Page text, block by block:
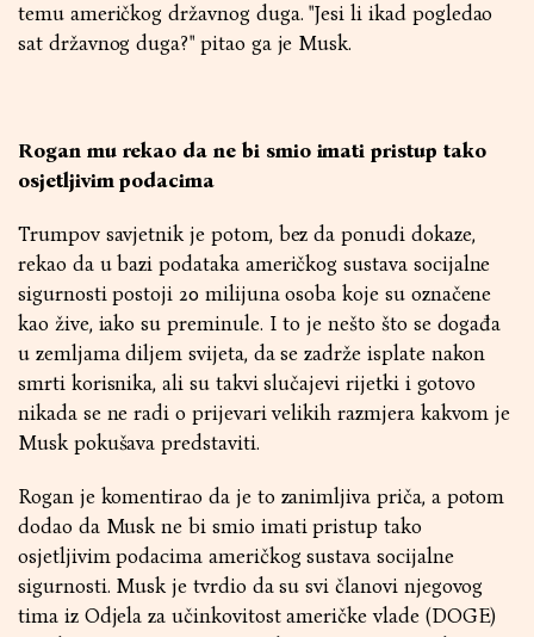
temu američkog državnog duga. "Jesi li ikad pogledao
sat državnog duga?" pitao ga je Musk.
Rogan mu rekao da ne bi smio imati pristup tako
osjetljivim podacima
Trumpov savjetnik je potom, bez da ponudi dokaze,
rekao da u bazi podataka američkog sustava socijalne
sigurnosti postoji 20 milijuna osoba koje su označene
kao žive, iako su preminule. I to je nešto što se događa
u zemljama diljem svijeta, da se zadrže isplate nakon
smrti korisnika, ali su takvi slučajevi rijetki i gotovo
nikada se ne radi o prijevari velikih razmjera kakvom je
Musk pokušava predstaviti.
Rogan je komentirao da je to zanimljiva priča, a potom
dodao da Musk ne bi smio imati pristup tako
osjetljivim podacima američkog sustava socijalne
sigurnosti. Musk je tvrdio da su svi članovi njegovog
tima iz Odjela za učinkovitost američke vlade (DOGE)